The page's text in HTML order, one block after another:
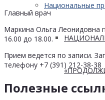
Национальные
Главный врач
Маркина Ольга Леонидовна
16.00 до 18.00.
Прием ведется по записи.
телефону +7 (391) 212-38-38
Полезные